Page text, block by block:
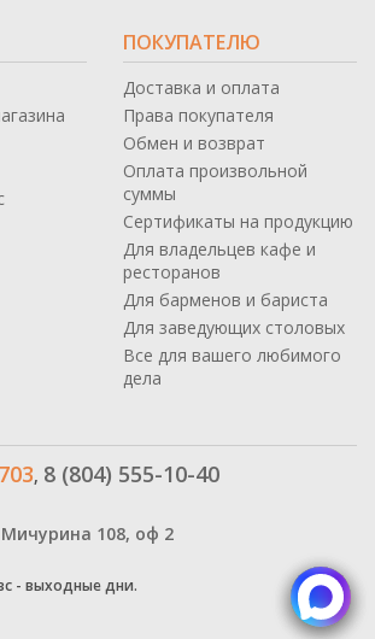
ПОКУПАТЕЛЮ
Доставка и оплата
Права покупателя
Обмен и возврат
Оплата произвольной
суммы
Сертификаты на продукцию
Для владельцев кафе и
ресторанов
Для барменов и бариста
Для заведующих столовых
Все для вашего любимого
дела
, 8 (804) 555-10-40
Мичурина 108, оф 2
- выходные дни.